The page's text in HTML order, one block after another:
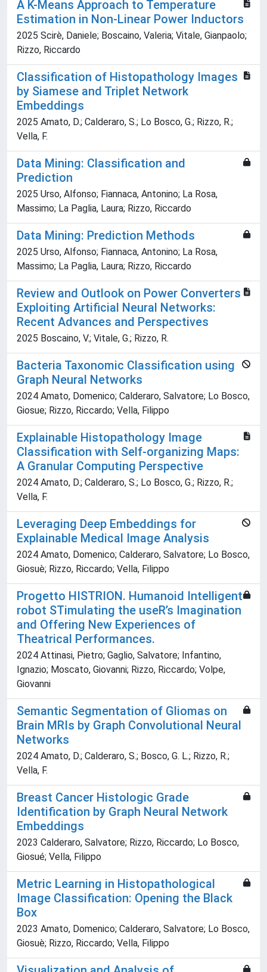
A K-Means Approach to Temperature
Estimation in Non-Linear Power Inductors
2025 Scirè, Daniele; Boscaino, Valeria; Vitale, Gianpaolo;
Rizzo, Riccardo
Classification of Histopathology Images
by Siamese and Triplet Network
Embeddings
2025 Amato, D.; Calderaro, S.; Lo Bosco, G.; Rizzo, R.;
Vella, F.
Data Mining: Classification and
Prediction
2025 Urso, Alfonso; Fiannaca, Antonino; La Rosa,
Massimo; La Paglia, Laura; Rizzo, Riccardo
Data Mining: Prediction Methods
2025 Urso, Alfonso; Fiannaca, Antonino; La Rosa,
Massimo; La Paglia, Laura; Rizzo, Riccardo
Review and Outlook on Power Converters
Exploiting Artificial Neural Networks:
Recent Advances and Perspectives
2025 Boscaino, V.; Vitale, G.; Rizzo, R.
Bacteria Taxonomic Classification using
Graph Neural Networks
2024 Amato, Domenico; Calderaro, Salvatore; Lo Bosco,
Giosue; Rizzo, Riccardo; Vella, Filippo
Explainable Histopathology Image
Classification with Self-organizing Maps:
A Granular Computing Perspective
2024 Amato, D.; Calderaro, S.; Lo Bosco, G.; Rizzo, R.;
Vella, F.
Leveraging Deep Embeddings for
Explainable Medical Image Analysis
2024 Amato, Domenico; Calderaro, Salvatore; Lo Bosco,
Giosuè; Rizzo, Riccardo; Vella, Filippo
Progetto HISTRION. Humanoid Intelligent
robot STimulating the useR’s Imagination
and Offering New Experiences of
Theatrical Performances.
2024 Attinasi, Pietro; Gaglio, Salvatore; Infantino,
Ignazio; Moscato, Giovanni; Rizzo, Riccardo; Volpe,
Giovanni
Semantic Segmentation of Gliomas on
Brain MRIs by Graph Convolutional Neural
Networks
2024 Amato, D.; Calderaro, S.; Bosco, G. L.; Rizzo, R.;
Vella, F.
Breast Cancer Histologic Grade
Identification by Graph Neural Network
Embeddings
2023 Calderaro, Salvatore; Rizzo, Riccardo; Lo Bosco,
Giosué; Vella, Filippo
Metric Learning in Histopathological
Image Classification: Opening the Black
Box
2023 Amato, Domenico; Calderaro, Salvatore; Lo Bosco,
Giosuè; Rizzo, Riccardo; Vella, Filippo